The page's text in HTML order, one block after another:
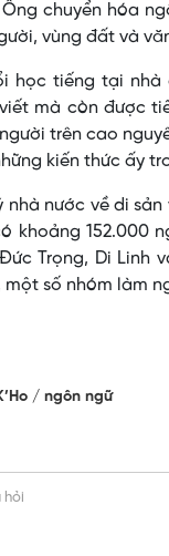
chuyển hóa
vùng đất và
học tiếng tại
mà còn được
trên cao
kiến thức ấy
nhà nước về di
khoảng 152.000
Trọng, Di Linh
một số nhóm làm
ngôn ngữ